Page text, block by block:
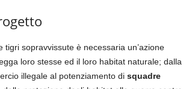
tigri sopravvissute è necessaria un’azione
loro stesse ed il loro habitat naturale; dalla
illegale al potenziamento di squadre